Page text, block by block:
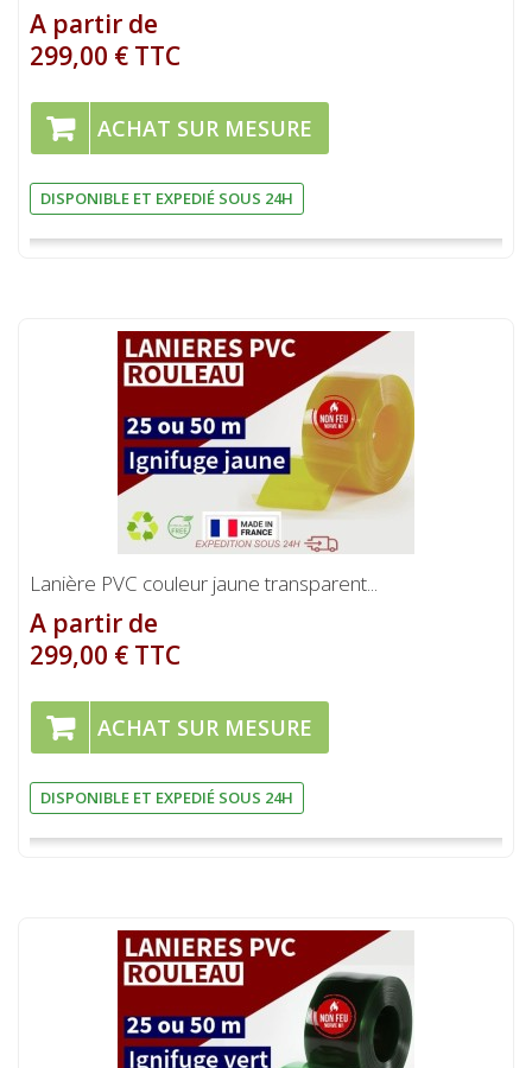
A partir de
299,00 € TTC
ACHAT SUR MESURE
DISPONIBLE ET EXPEDIÉ SOUS 24H
Lanière PVC couleur jaune transparent...
A partir de
299,00 € TTC
ACHAT SUR MESURE
DISPONIBLE ET EXPEDIÉ SOUS 24H